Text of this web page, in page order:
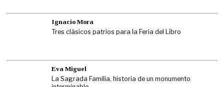
Ignacio Mora
Tres clásicos patrios para la Feria del Libro
Eva Miguel
La Sagrada Familia, historia de un monumento